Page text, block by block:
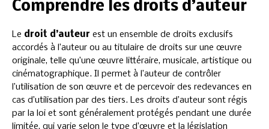
Comprendre les droits d’auteur
Le droit d’auteur est un ensemble de droits exclusifs
accordés à l’auteur ou au titulaire de droits sur une œuvre
originale, telle qu’une œuvre littéraire, musicale, artistique ou
cinématographique. Il permet à l’auteur de contrôler
l’utilisation de son œuvre et de percevoir des redevances en
cas d’utilisation par des tiers. Les droits d’auteur sont régis
par la loi et sont généralement protégés pendant une durée
limitée, qui varie selon le type d’œuvre et la législation